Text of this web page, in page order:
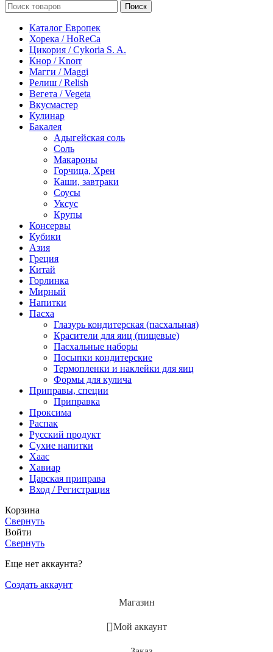
Поиск
Каталог Европек
Хорека / HoReCa
Цикория / Cykoria S. A.
Кнор / Knorr
Магги / Maggi
Релиш / Relish
Вегета / Vegeta
Вкусмастер
Кулинар
Бакалея
Адыгейская соль
Соль
Макароны
Горчица, Хрен
Каши, завтраки
Соусы
Уксус
Крупы
Консервы
Кубики
Азия
Греция
Китай
Горлинка
Мирный
Напитки
Пасха
Глазурь кондитерская (пасхальная)
Красители для яиц (пищевые)
Пасхальные наборы
Посыпки кондитерские
Термопленки и наклейки для яиц
Формы для кулича
Приправы, специи
Приправка
Проксима
Распак
Русский продукт
Сухие напитки
Хаас
Хавиар
Царская приправа
Вход / Регистрация
Корзина
Свернуть
Войти
Свернуть
Еще нет аккаунта?
Создать аккаунт
Магазин
Мой аккаунт